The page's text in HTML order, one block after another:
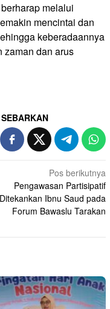
melalui
mencintai dan
keberadaannya
zaman dan arus
SEBARKAN
Pos berikutnya
Pengawasan Partisipatif
Ditekankan Ibnu Saud pada
Forum Bawaslu Tarakan